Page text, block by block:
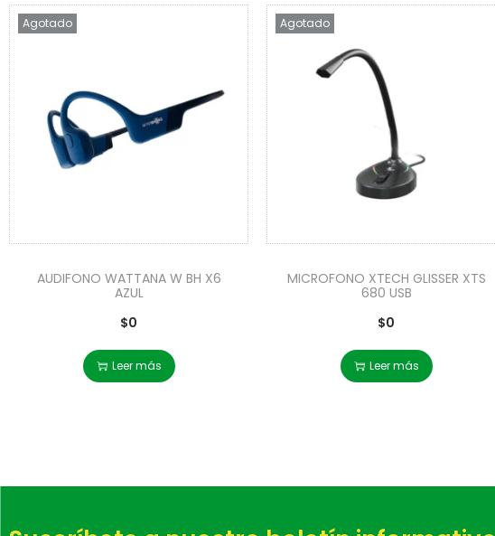
Agotado
AUDIFONO WATTANA W BH X6
AZUL
$0
Leer más
Agotado
MICROFONO XTECH GLISSER XTS
680 USB
$0
Leer más